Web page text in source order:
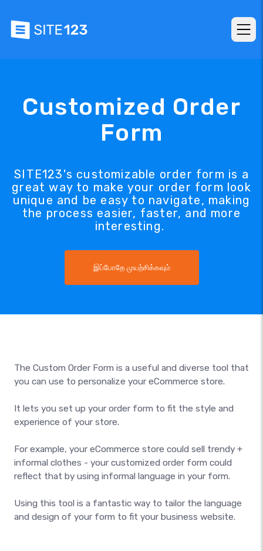
Customized Order
Form
SITE123's customizable order form is a
great way to make your order form look
unique and be easy to navigate, making
the process easier, faster, and more
interesting.
இப்போதே முயற்சிக்கவும்
The Custom Order Form is a useful and diverse tool that
you can use to personalize your eCommerce store.
It lets you set up your order form to fit the style and
experience of your store.
For example, your eCommerce store could sell trendy +
informal clothes - your customized order form could
reflect that by using informal language in your form.
Using this tool is a fantastic way to tailor the language
and design of your form to fit your business website.